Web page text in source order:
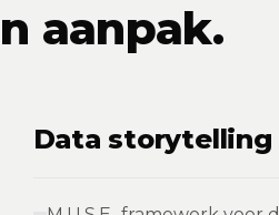
aanpak.
Data storytelling